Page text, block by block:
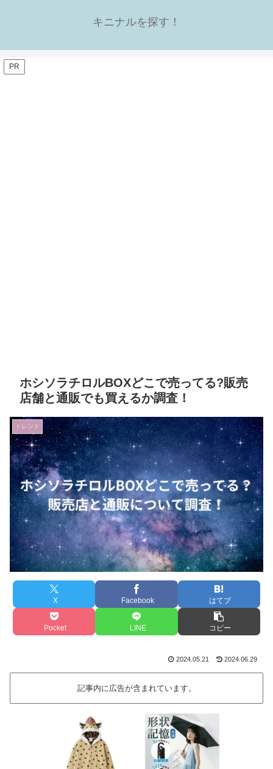
キニナルを探す！
PR
ホシソラチロルBOXどこで売ってる?販売
店舗と通販でも買えるか調査！
トレンド
X Facebook はてブ
Pocket LINE コピー
2024.05.21 2024.06.29
記事内に広告が含まれています。